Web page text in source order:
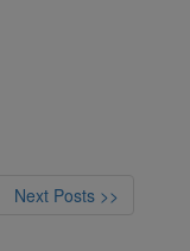
Next Posts >>